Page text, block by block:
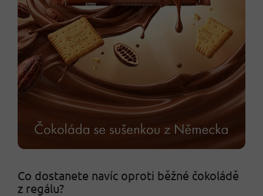
Co dostanete navíc oproti běžné čokoládě
z regálu?